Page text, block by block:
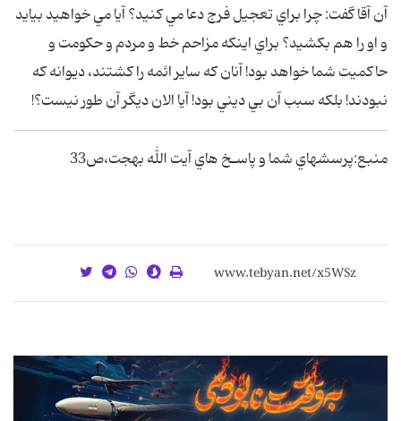
آن آقا گفت: چرا براي تعجيل فرج دعا مي كنيد؟ آيا مي خواهيد بيايد
و او را هم بكشيد؟ براي اينكه مزاحم خط و مردم و حكومت و
حاكميت شما خواهد بود! آنان كه ساير ائمه را كشتند، ديوانه كه
نبودند! بلكه سبب آن بي ديني بود! آيا الان ديگر آن طور نيست؟!
منبع:پرسشهاي شما و پاسـخ هاي آيت الله بهجت،ص33